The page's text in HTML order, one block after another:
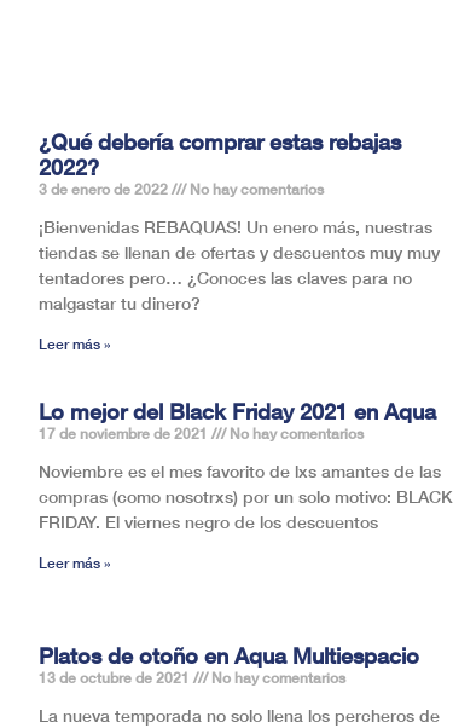
¿Qué debería comprar estas rebajas
2022?
3 de enero de 2022 No hay comentarios
¡Bienvenidas REBAQUAS! Un enero más, nuestras
tiendas se llenan de ofertas y descuentos muy muy
tentadores pero… ¿Conoces las claves para no
malgastar tu dinero?
Leer más »
Lo mejor del Black Friday 2021 en Aqua
17 de noviembre de 2021 No hay comentarios
Noviembre es el mes favorito de lxs amantes de las
compras (como nosotrxs) por un solo motivo: BLACK
FRIDAY. El viernes negro de los descuentos
Leer más »
Platos de otoño en Aqua Multiespacio
13 de octubre de 2021 No hay comentarios
La nueva temporada no solo llena los percheros de